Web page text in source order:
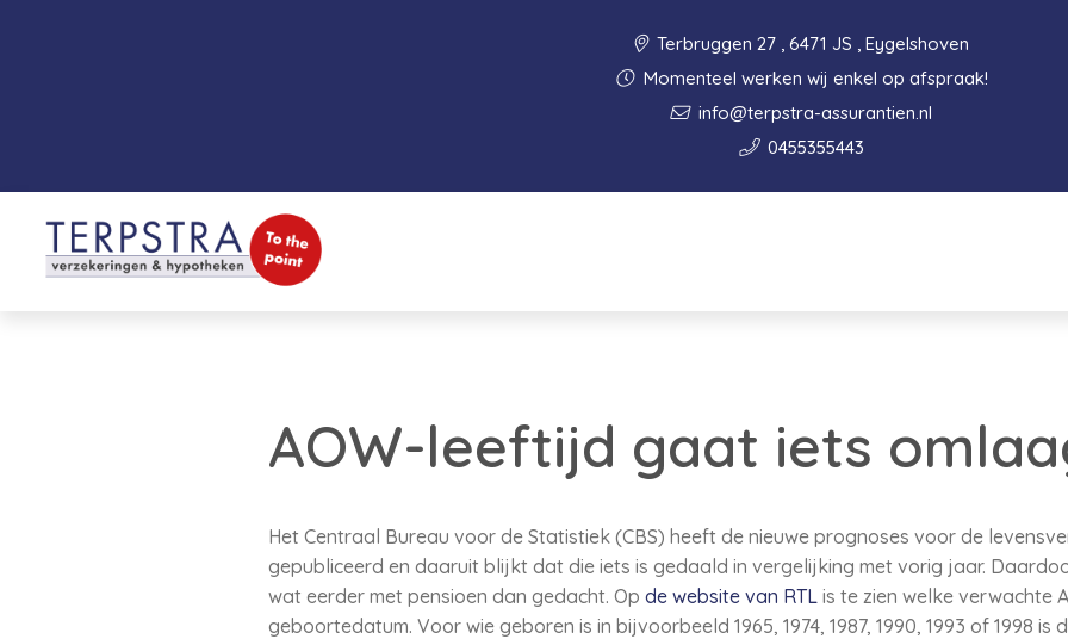
Terbruggen 27 , 6471 JS , Eygelshoven
Momenteel werken wij enkel op afspraak!
info@terpstra-assurantien.nl
0455355443
AOW-leeftijd gaat iets
Het Centraal Bureau voor de Statistiek (CBS) heeft de nieuwe prognoses voor de
gepubliceerd en daaruit blijkt dat die iets is gedaald in vergelijking met vorig jaar.
wat eerder met pensioen dan gedacht. Op de website van RTL is te zien welke verwachte
geboortedatum. Voor wie geboren is in bijvoorbeeld 1965, 1974, 1987, 1990, 1993 of 1998